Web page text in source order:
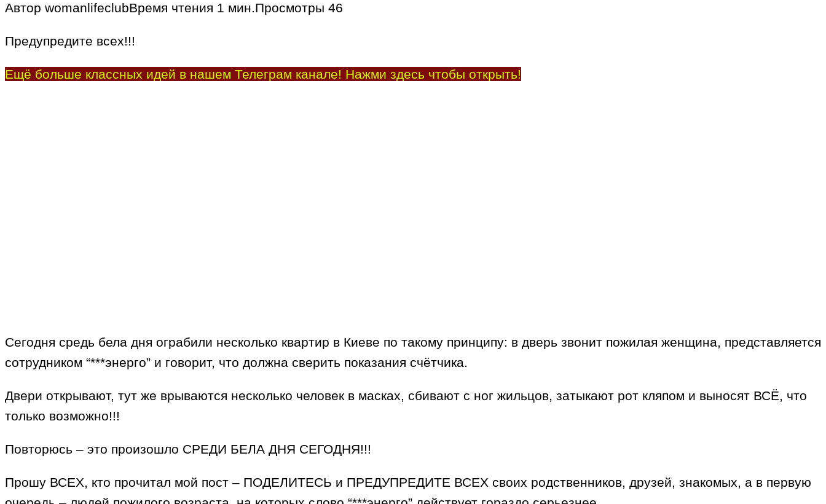
Автор womanlifeclubВремя чтения 1 мин.Просмотры 46
Предупредите всех!!!
Ещё больше классных идей в нашем Телеграм канале! Нажми здесь чтобы открыть!
Сегодня средь бела дня ограбили несколько квартир в Киеве по такому принципу: в дверь звонит пожилая женщина, представляется
сотрудником “***энерго” и говорит, что должна сверить показания счётчика.
Двери открывают, тут же врываются несколько человек в масках, сбивают с ног жильцов, затыкают рот кляпом и выносят ВСЁ, что
только возможно!!!
Повторюсь – это произошло СРЕДИ БЕЛА ДНЯ СЕГОДНЯ!!!
Прошу ВСЕХ, кто прочитал мой пост – ПОДЕЛИТЕСЬ и ПРЕДУПРЕДИТЕ ВСЕХ своих родственников, друзей, знакомых, а в первую